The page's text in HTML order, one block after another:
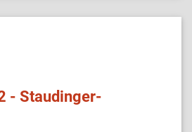
- Staudinger-